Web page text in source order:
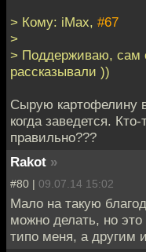
> Кому: iMax, #67
>
> Поддерживаю, сам
рассказывали ))
Сырую картофелину
когда заведется.
правильно???
Rakot »
#80 | 09.07.14 15:02
Мало на такую
можно делать, но
типо меня, а другим